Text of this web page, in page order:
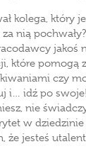
kolega, który
za nią
jakoś
które pomogą
czy
i… idź po swoje!
nie
w
że jesteś